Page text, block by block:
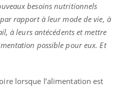
besoins nutritionnels
rapport à leur mode de vie, à
à leurs antécédents et mettre
possible pour eux. Et
lorsque l’alimentation est